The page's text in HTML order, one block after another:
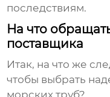
последствиям.
На что
поставщика
Итак, на что же
чтобы выбрать